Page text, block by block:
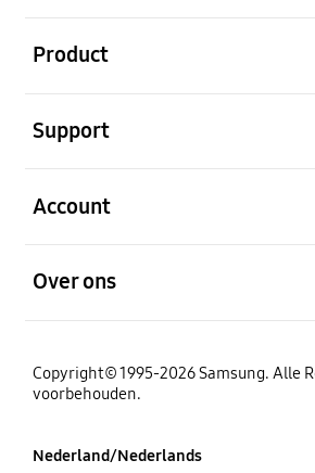
Product
Support
Account
Over ons
Copyright© 1995-2026 Samsung. Alle
voorbehouden.
Nederland/Nederlands